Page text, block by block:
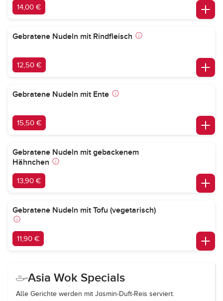
14,00 €
Gebratene Nudeln mit Rindfleisch
12,50 €
Gebratene Nudeln mit Ente
15,50 €
Gebratene Nudeln mit gebackenem
Hähnchen
13,90 €
Gebratene Nudeln mit Tofu (vegetarisch)
11,90 €
Asia Wok Specials
Alle Gerichte werden mit Jasmin-Duft-Reis serviert.